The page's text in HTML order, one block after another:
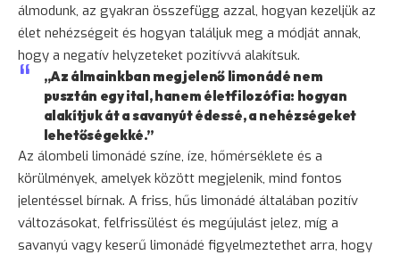
álmodunk, az gyakran összefügg azzal, hogyan kezeljük az
élet nehézségeit és hogyan találjuk meg a módját annak,
hogy a negatív helyzeteket pozitívvá alakítsuk.
„Az álmainkban megjelenő limonádé nem
pusztán egy ital, hanem életfilozófia: hogyan
alakítjuk át a savanyút édessé, a nehézségeket
lehetőségekké.”
Az álombeli limonádé színe, íze, hőmérséklete és a
körülmények, amelyek között megjelenik, mind fontos
jelentéssel bírnak. A friss, hűs limonádé általában pozitív
változásokat, felfrissülést és megújulást jelez, míg a
savanyú vagy keserű limonádé figyelmeztethet arra, hogy